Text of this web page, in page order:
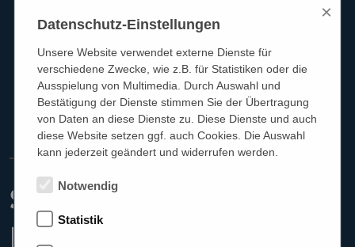
HÖRGERÄTE REICHART
Schwindel durch das
Innenohr: Ursachen
Datenschutz-Einstellungen
×
Unsere Website verwendet externe Dienste für
verschiedene Zwecke, wie z.B. für Statistiken oder die
Ausspielung von Multimedia. Durch Auswahl und
Bestätigung der Dienste stimmen Sie der Übertragung
von Daten an diese Dienste zu. Diese Dienste und auch
diese Website setzen ggf. auch Cookies. Die Auswahl
kann jederzeit geändert und widerrufen werden.
Notwendig
Statistik